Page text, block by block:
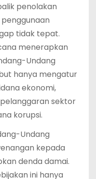
penolakan
tidak tepat.
menerapkan
Undang
hanya mengatur
ekonomi,
sektor
korupsi.
Undang
kepada
denda damai.
ini hanya